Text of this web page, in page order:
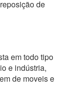
de
em todo tipo
e indústria,
de moveis e